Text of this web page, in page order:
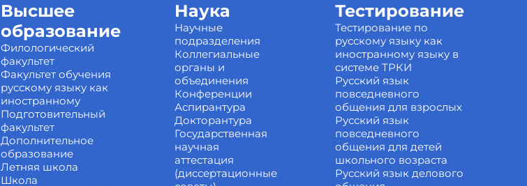
Высшее
образование
Филологический
факультет
Факультет обучения
русскому языку как
иностранному
Подготовительный
факультет
Дополнительное
образование
Летняя школа
Школа
Наука
Научные
подразделения
Коллегиальные
органы и
объединения
Конференции
Аспирантура
Докторантура
Государственная
научная
аттестация
(диссертационные
Тестирование
Тестирование по
русскому языку как
иностранному языку в
системе ТРКИ
Русский язык
повседневного
общения для взрослых
Русский язык
повседневного
общения для детей
школьного возраста
Русский язык делового